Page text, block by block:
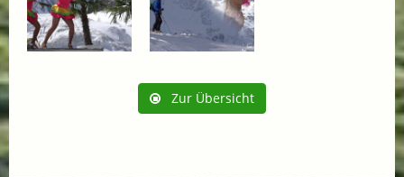
Zur Übersicht